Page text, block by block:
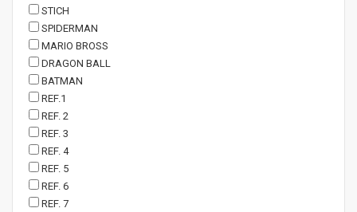
STICH
SPIDERMAN
MARIO BROSS
DRAGON BALL
BATMAN
REF.1
REF. 2
REF. 3
REF. 4
REF. 5
REF. 6
REF. 7